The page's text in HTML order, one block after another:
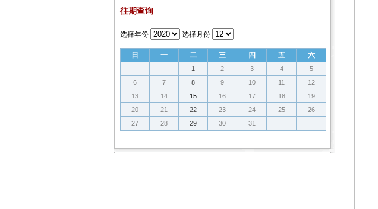
往期查询
选择年份 选择月份
日 一 二 三 四 五 六
1 2 3 4
5
6
7 8 9 10 11
12
13
14 15 16 17 18
19
20
21 22 23 24 25
26
27
28 29 30 31